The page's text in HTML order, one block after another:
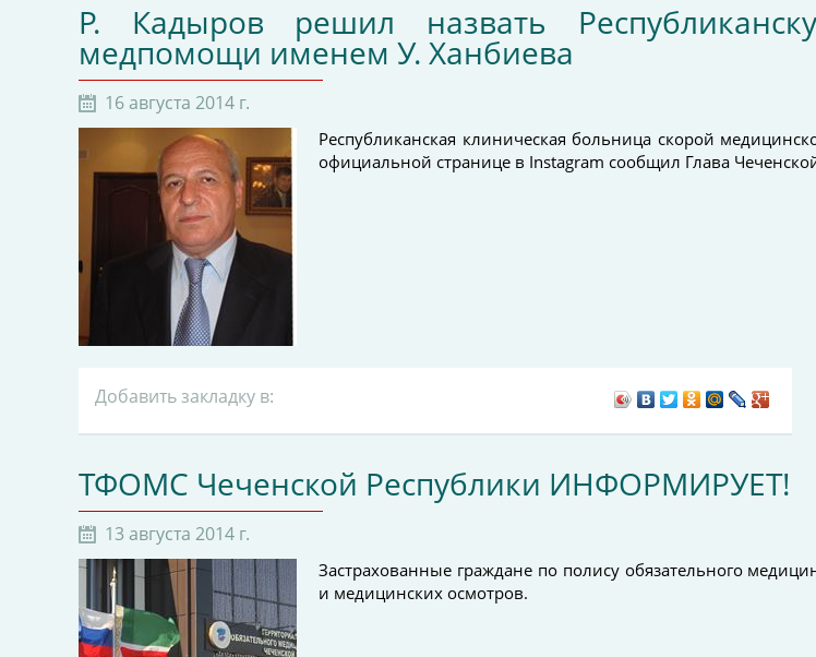
Р. Кадыров решил назвать
медпомощи именем У. Ханбиева
16 августа 2014 г.
Республиканская клиническая больница скорой
официальной странице в Instagram сообщил Глава
Добавить закладку в:
ТФОМС Чеченской Республики ИНФОРМИРУЕТ!
13 августа 2014 г.
Застрахованные граждане по полису обязательного
и медицинских осмотров.